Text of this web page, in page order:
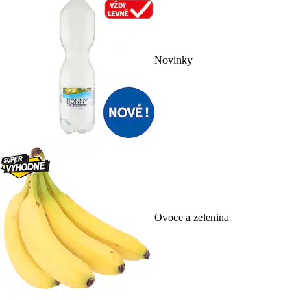
Novinky
Ovoce a zelenina